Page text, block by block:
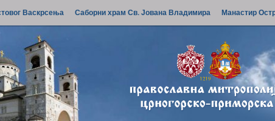
Васкрсења Саборни храм Св. Јована Владимира Манастир